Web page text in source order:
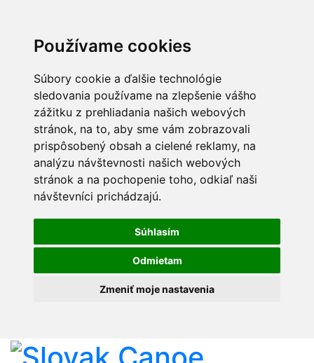
Používame cookies
Súbory cookie a ďalšie technológie
sledovania používame na zlepšenie vášho
zážitku z prehliadania našich webových
stránok, na to, aby sme vám zobrazovali
prispôsobený obsah a cielené reklamy, na
analýzu návštevnosti našich webových
stránok a na pochopenie toho, odkiaľ naši
návštevníci prichádzajú.
Súhlasím
Odmietam
Zmeniť moje nastavenia